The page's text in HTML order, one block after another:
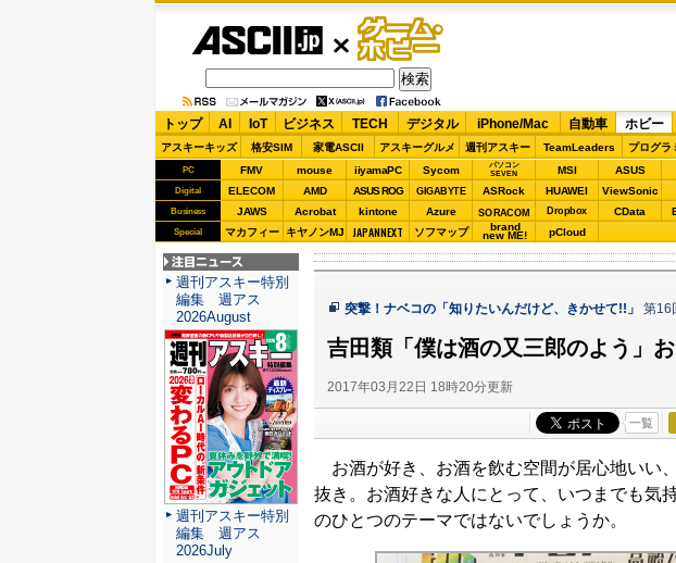
ゲーム・
ホビー
トップ AI IoT ビジネス TECH デジタル iPhone/Mac 自動車 ホビー
アスキーキッズ 格安SIM 家電ASCII アスキーグルメ 週刊アスキー TeamLeaders プログラ
PC FMV mouse iiyamaPC Sycom
パソコン
SEVEN
MSI ASUS
Digital ELECOM AMD ASUS ROG GIGABYTE ASRock HUAWEI ViewSonic
Business JAWS Acrobat kintone Azure SORACOM Dropbox CData
Special マカフィー キヤノンMJ JAPANNEXT ソフマップ brand
new ME! pCloud
突撃！ナベコの「知りたいんだけど、きかせて!!」 第16
吉田類「僕は酒の又三郎のよう」
2017年03月22日 18時20分更新
一覧
お酒が好き、お酒を飲む空間が居心地いい
抜き。お酒好きな人にとって、いつまでも気
のひとつのテーマではないでしょうか。
注目ニュース
週刊アスキー特別
編集 週アス
2026August
週刊アスキー特別
編集 週アス
2026July